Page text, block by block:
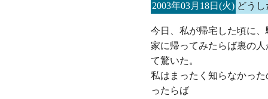
2003年03月18日(火) どう
今日、私が帰宅した頃に
家に帰ってみたらば裏の
て驚いた。
私はまったく知らなかっ
ったらば